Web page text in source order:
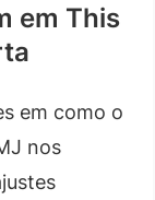
em This
em como o
nos